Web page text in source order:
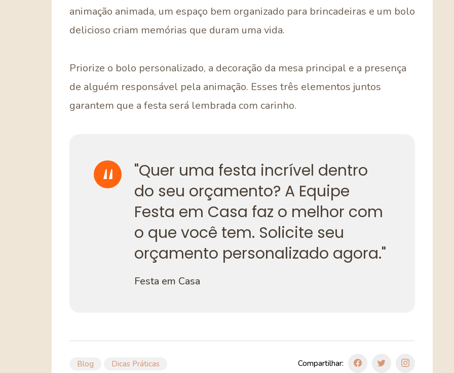
animação animada, um espaço bem organizado para brincadeiras e um bolo
delicioso criam memórias que duram uma vida.
Priorize o bolo personalizado, a decoração da mesa principal e a presença
de alguém responsável pela animação. Esses três elementos juntos
garantem que a festa será lembrada com carinho.
"Quer uma festa incrível dentro
do seu orçamento? A Equipe
Festa em Casa faz o melhor com
o que você tem. Solicite seu
orçamento personalizado agora."
Festa em Casa
Blog Dicas Práticas Compartilhar: